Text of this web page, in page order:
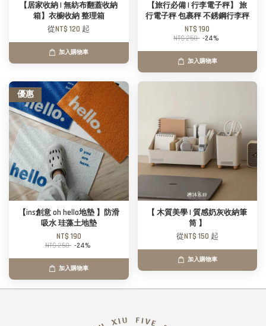
【居家收納 | 無紡布翻蓋收納
箱】衣櫥收納 整理箱
從NT$ 120 起
加入購物車
【旅行必備 | 行李電子秤】 旅
行電子秤 包裹秤 不銹鋼行李秤
NT$ 190
NT$ 250 -24%
加入購物車
優惠
【ins創意 oh hello地墊 】防滑
吸水 珪藻土地墊
NT$ 190
NT$ 250 -24%
加入購物車
【 木質美學 | 質感奶灰收納筆
筒 】
從NT$ 150 起
加入購物車